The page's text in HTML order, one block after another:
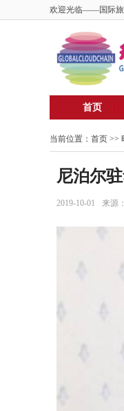
欢迎光临——国际旅
首页
当前位置： 首页 >>
尼泊尔
2019-10-01 来源